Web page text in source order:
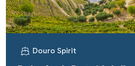
Douro Spirit